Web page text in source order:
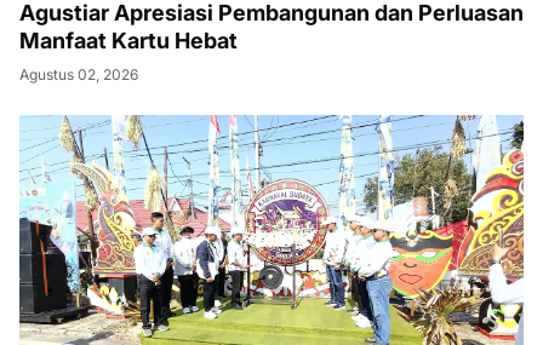
Agustiar Apresiasi Pembangunan dan Perluasan
Manfaat Kartu Hebat
Agustus 02, 2026